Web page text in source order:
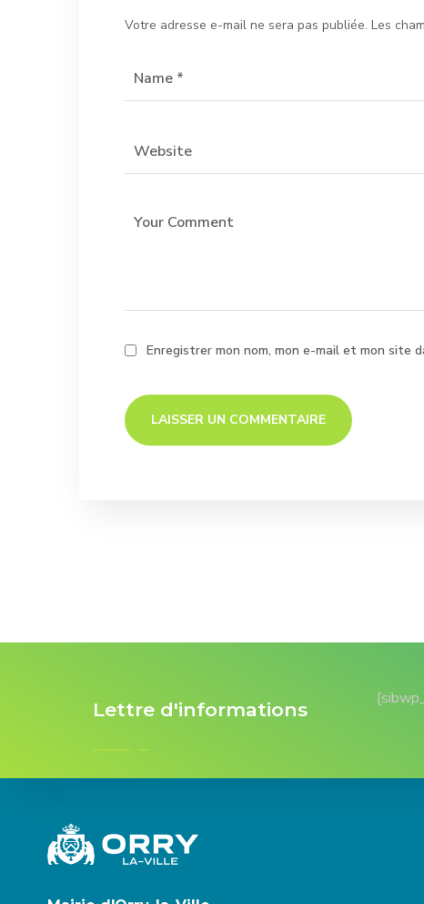
Votre adresse e-mail ne sera pas publiée. Les
Enregistrer mon nom, mon e-mail et mon site
Lettre d'informations